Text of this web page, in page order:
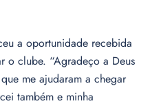
a oportunidade recebida
o clube. “Agradeço a Deus
me ajudaram a chegar
também e minha